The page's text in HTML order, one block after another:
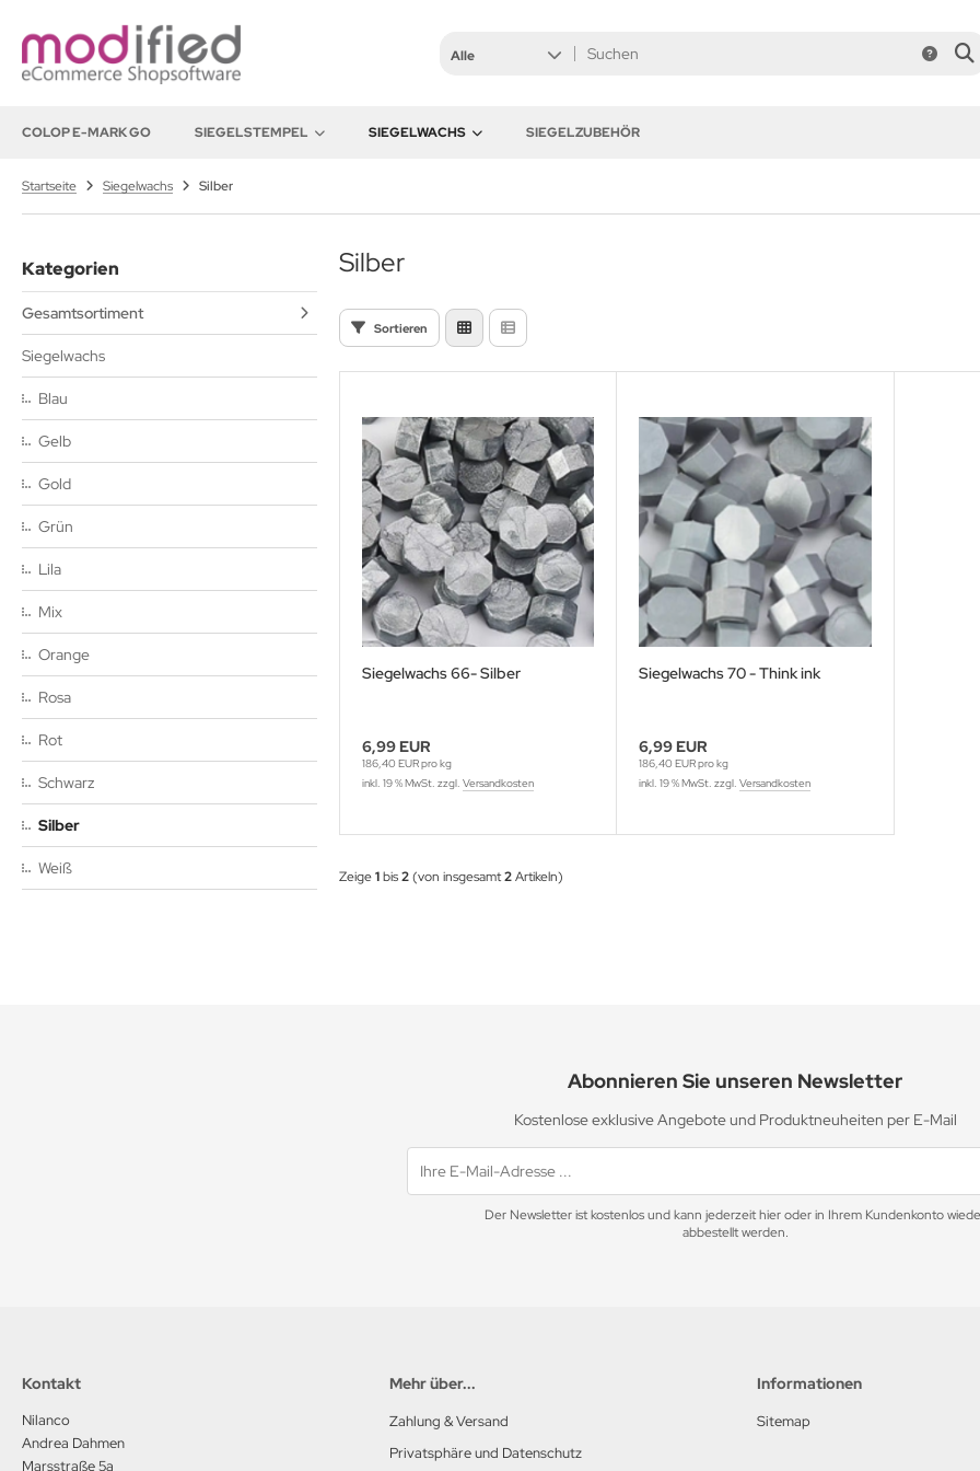
Alle
COLOP E-MARK GO SIEGELSTEMPEL SIEGELWACHS SIEGELZUBEHÖR
Startseite Siegelwachs Silber
Kategorien
Gesamtsortiment
Siegelwachs
Blau
Gelb
Gold
Grün
Lila
Mix
Orange
Rosa
Rot
Schwarz
Silber
Weiß
Silber
Sortieren
Siegelwachs 66- Silber
6,99 EUR
186,40 EUR pro kg
inkl. 19 % MwSt. zzgl. Versandkosten
Siegelwachs 70 - Think ink
6,99 EUR
186,40 EUR pro kg
inkl. 19 % MwSt. zzgl.Versandkosten
Zeige1bis2(von insgesamt2Artikeln)
Abonnieren Sie unseren Newsletter
Kostenlose exklusive Angebote und Produktneuheiten per E-Mail
Der Newsletter ist kostenlos und kann jederzeit hier oder in Ihrem Kundenkonto
abbestellt werden.
Kontakt
Nilanco
Andrea Dahmen
Marsstraße 5a
Mehr über...
Zahlung & Versand
Privatsphäre und Datenschutz
Informationen
Sitemap
ALLES ANZEIGEN AUS SIEGELSTEMPEL
Alphabet
Geburtstag
Liebe
Natur
See/Meer
Tiere
Verschiedenes